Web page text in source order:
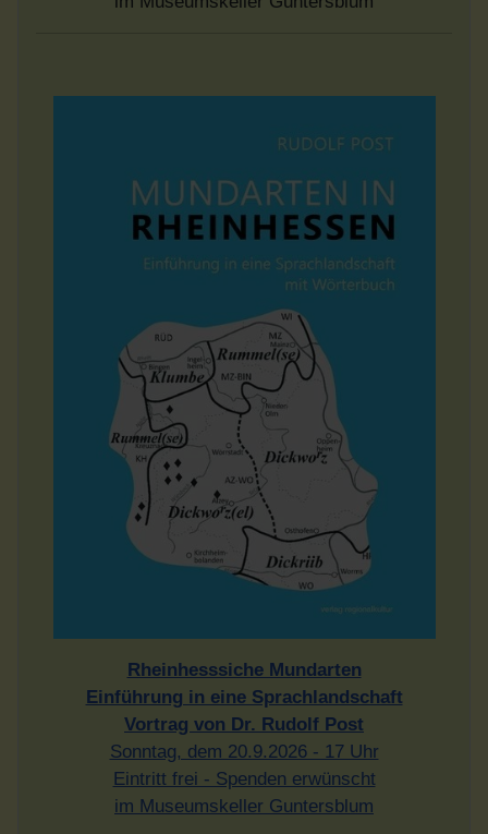
Rheinhesssiche Mundarten
Einführung in eine Sprachlandschaft
Vortrag von Dr. Rudolf Post
Sonntag, dem 20.9.2026 - 17 Uhr
Eintritt frei - Spenden erwünscht
im Museumskeller Guntersblum